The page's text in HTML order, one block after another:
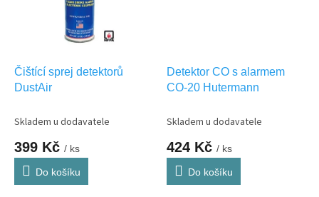
Čištící sprej detektorů
DustAir
Skladem u dodavatele
399 Kč / ks
Do košíku
Detektor CO s alarmem
CO-20 Hutermann
Skladem u dodavatele
424 Kč / ks
Do košíku